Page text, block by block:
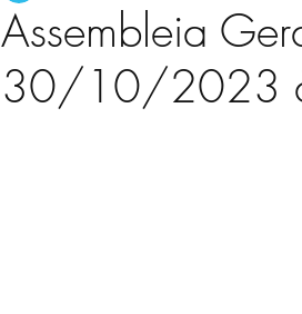
Assembleia
30/10/2023